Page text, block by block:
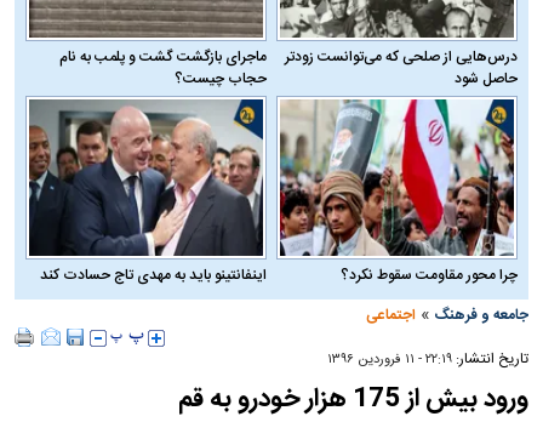
درس‌هایی از صلحی که می‌توانست زودتر
حاصل شود
ماجرای بازگشت گشت و پلمب به نام
حجاب چیست؟
چرا محور مقاومت سقوط نکرد؟
اینفانتینو باید به مهدی تاج حسادت کند
جامعه و فرهنگ »اجتماعی
تاریخ انتشار:۲۲:۱۹ - ۱۱ فروردين ۱۳۹۶
ورود بیش از 175 هزار خودرو به قم